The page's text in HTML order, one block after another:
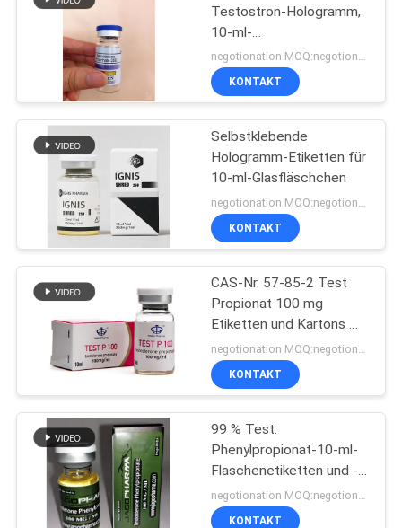
NACHRICHTEN
FÄLLE
SITEMAP
PRIVACY
POLICY
kundenspezifische
Phiolenaufkleber
108
Kästen der Phiolen-
10ml
45
27
Testostron-Hologramm,
10-ml-
Fläschchenetiketten
negotionation MOQ:negotionation
KONTAKT
Selbstklebende
Hologramm-Etiketten für
10-ml-Glasfläschchen
negotionation MOQ:negotionation
KONTAKT
CAS-Nr. 57-85-2 Test
Propionat 100 mg
Etiketten und Kartons mit
99 % reinem Pulver
KONTAKT
99 % Test:
Phenylpropionat-10-ml-
Flaschenetiketten und -
schachteln
KONTAKT